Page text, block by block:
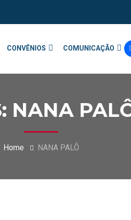
CONVÊNIOS COMUNICAÇÃO
NANA
Home NANA PALÔ